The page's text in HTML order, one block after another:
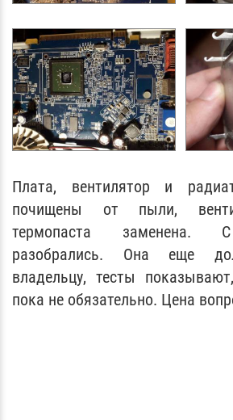
Плата, вентилятор и
почищены от пыли,
термопаста заменена.
разобрались. Она еще
владельцу, тесты
пока не обязательно. Цена